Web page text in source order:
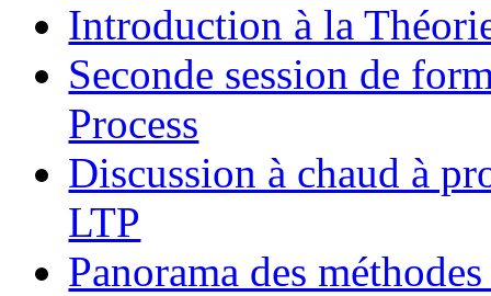
Introduction à la
Seconde session de
Process
Discussion à chaud à
LTP
Panorama des